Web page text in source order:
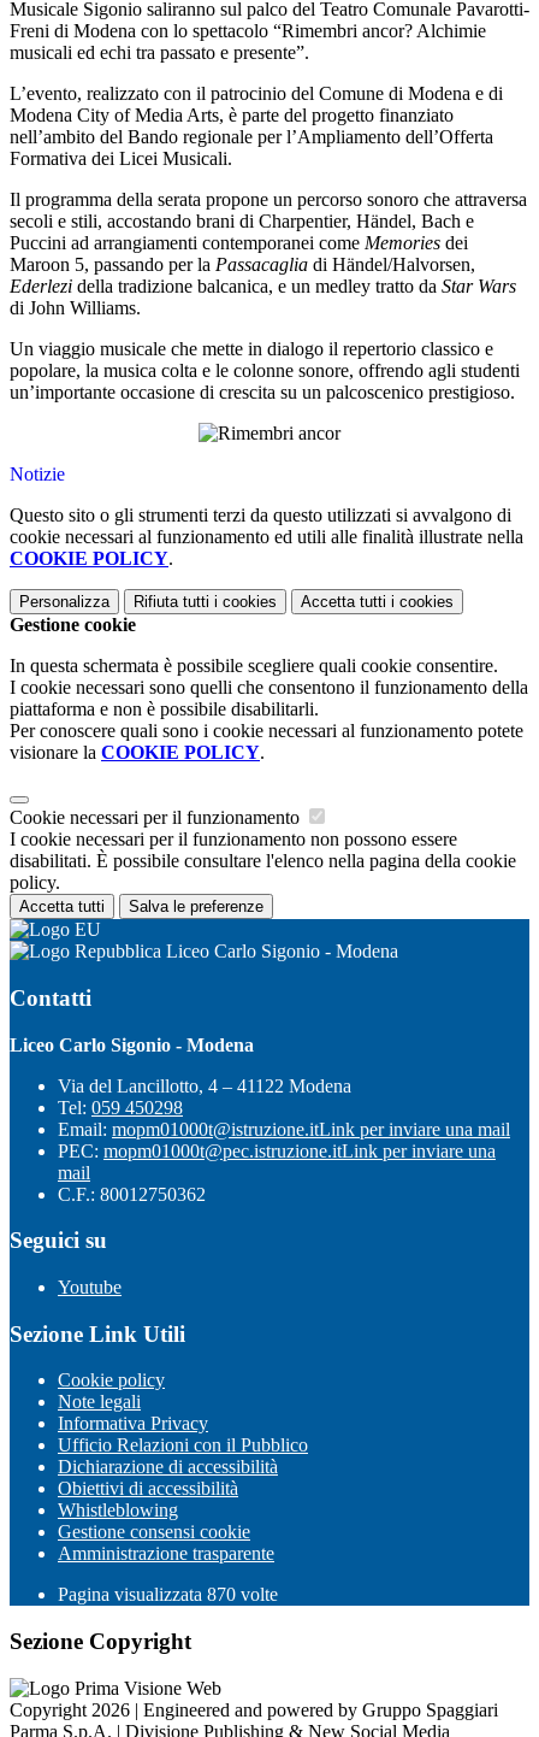
Musicale Sigonio saliranno sul palco del Teatro Comunale Pavarotti-
Freni di Modena con lo spettacolo “Rimembri ancor? Alchimie
musicali ed echi tra passato e presente”.
L’evento, realizzato con il patrocinio del Comune di Modena e di
Modena City of Media Arts, è parte del progetto finanziato
nell’ambito del Bando regionale per l’Ampliamento dell’Offerta
Formativa dei Licei Musicali.
Il programma della serata propone un percorso sonoro che attraversa
secoli e stili, accostando brani di Charpentier, Händel, Bach e
Puccini ad arrangiamenti contemporanei come Memories dei
Maroon 5, passando per la Passacaglia di Händel/Halvorsen,
Ederlezi della tradizione balcanica, e un medley tratto da Star Wars
di John Williams.
Un viaggio musicale che mette in dialogo il repertorio classico e
popolare, la musica colta e le colonne sonore, offrendo agli studenti
un’importante occasione di crescita su un palcoscenico prestigioso.
Notizie
Questo sito o gli strumenti terzi da questo utilizzati si avvalgono di
cookie necessari al funzionamento ed utili alle finalità illustrate nella
COOKIE POLICY.
Personalizza Rifiuta tutti i cookies Accetta tutti i cookies
Gestione cookie
In questa schermata è possibile scegliere quali cookie consentire.
I cookie necessari sono quelli che consentono il funzionamento della
piattaforma e non è possibile disabilitarli.
Per conoscere quali sono i cookie necessari al funzionamento potete
visionare la COOKIE POLICY.
Cookie necessari per il funzionamento
I cookie necessari per il funzionamento non possono essere
disabilitati. È possibile consultare l'elenco nella pagina della cookie
policy.
Accetta tutti Salva le preferenze
Liceo Carlo Sigonio - Modena
Contatti
Liceo Carlo Sigonio - Modena
Via del Lancillotto, 4 – 41122 Modena
Tel: 059 450298
Email: mopm01000t@istruzione.itLink per inviare una mail
PEC: mopm01000t@pec.istruzione.itLink per inviare una
mail
C.F.: 80012750362
Seguici su
Youtube
Sezione Link Utili
Cookie policy
Note legali
Informativa Privacy
Ufficio Relazioni con il Pubblico
Dichiarazione di accessibilità
Obiettivi di accessibilità
Whistleblowing
Gestione consensi cookie
Amministrazione trasparente
Pagina visualizzata 870 volte
Sezione Copyright
Copyright 2026 | Engineered and powered by Gruppo Spaggiari
Parma S.p.A. | Divisione Publishing & New Social Media